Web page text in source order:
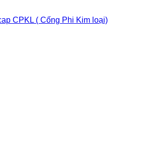
CPKL ( Cống Phi Kim loại)